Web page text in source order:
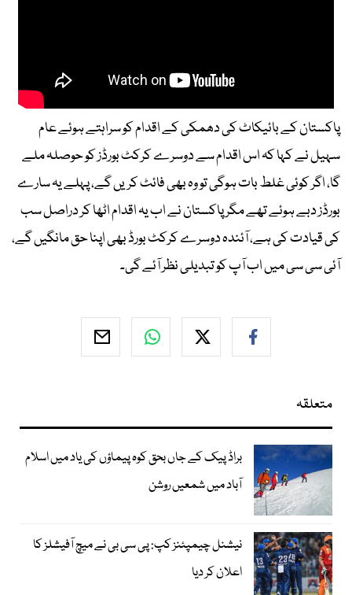
پاکستان کے بائیکاٹ کی دھمکی کے اقدام کو سراہتے ہوئے عام
سہیل نے کہا کہ اس اقدام سے دوسرے کرکٹ بورڈز کو حوصلہ ملے
گا، اگر کوئی غلط بات ہوگی تو وہ بھی فائٹ کریں گے، پہلے یہ سارے
بورڈز دبے ہوئے تھے مگر پاکستان نے اب یہ اقدام اٹھا کر دراصل سب
کی قیادت کی ہے، آئندہ دوسرے کرکٹ بورڈ بھی اپنا حق مانگیں گے،
آئی سی سی میں اب آپ کو تبدیلی نظر آئے گی۔
متعلقہ
براڈ پیک کے جاں بحق کوہ پیماؤں کی یاد میں اسلام
آباد میں شمعیں روشن
نیشنل چیمپئنز کپ: پی سی بی نے میچ آفیشلز کا
اعلان کر دیا